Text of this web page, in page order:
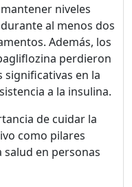
niveles
al menos dos
Además, los
perdieron
en la
a la insulina.
de cuidar la
como pilares
en personas